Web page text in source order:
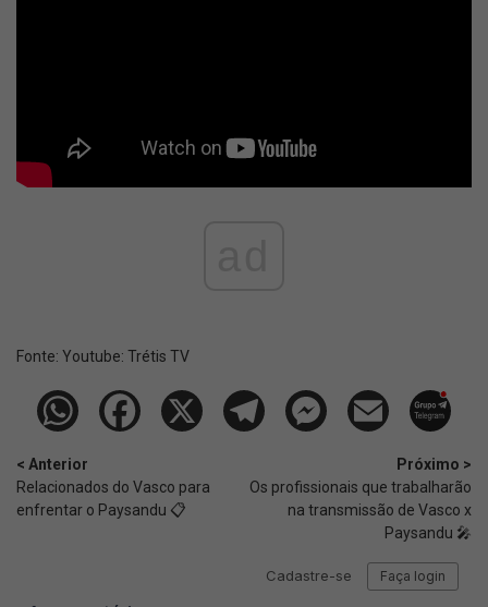
Fonte: Youtube: Trétis TV
< Anterior
Relacionados do Vasco para
enfrentar o Paysandu 📋
Próximo >
Os profissionais que trabalharão
na transmissão de Vasco x
Paysandu 🎤